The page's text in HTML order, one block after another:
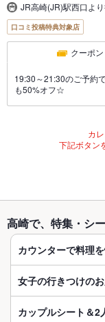
JR高崎(JR)駅西口よ
口コミ投稿特典対象店
クーポン
19:30～21:30のご予約
も50%オフ☆
カ
下記ボタン
高崎で、特集・シ
カウンターで料理
女子の行きつけの
カップルシート＆2